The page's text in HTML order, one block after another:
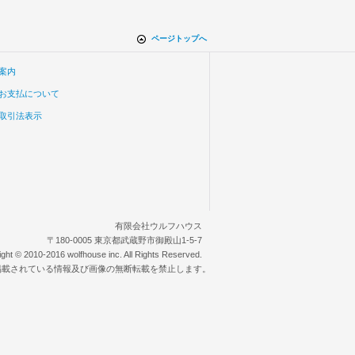
ページトップへ
内
支払について
引法表示
有限会社ウルフハウス
〒180-0005 東京都武蔵野市御殿山1-5-7
© 2010-2016 wolfhouse inc. All Rights Reserved.
されている情報及び画像の無断転載を禁止します。